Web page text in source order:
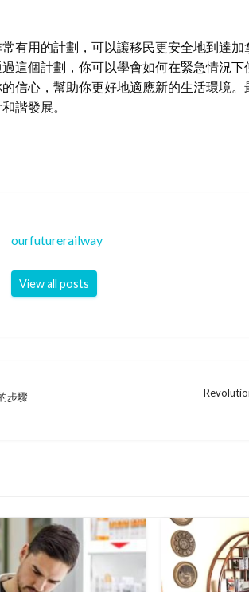
有用的計劃，可以讓移民更安全地到達
這個計劃，你可以學會如何在緊急情況
信心，幫助你更好地適應新的生活環境
諧發展。
ourfuturerailway
View all posts
步驟